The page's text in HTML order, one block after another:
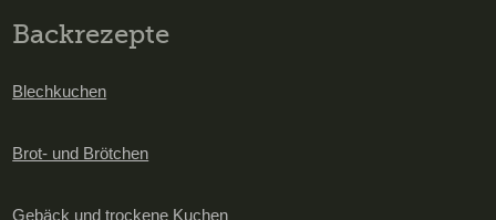
Backrezepte
Blechkuchen
Brot- und Brötchen
Gebäck und trockene Kuchen